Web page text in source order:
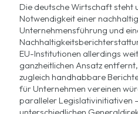
Die deutsche Wirtschaft steht
Notwendigkeit einer
Unternehmensführung und
EU-Institutionen allerdings
ganzheitlichen Ansatz
zugleich handhabbare
für Unternehmen vereinen
paralleler Legislativinitiativen
unterschiedlichen